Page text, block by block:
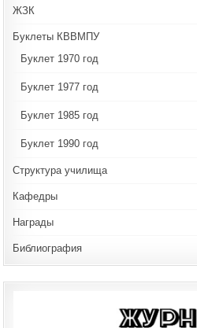
ЖЗК
Буклеты КВВМПУ
Буклет 1970 год
Буклет 1977 год
Буклет 1985 год
Буклет 1990 год
Структура училища
Кафедры
Награды
Библиография